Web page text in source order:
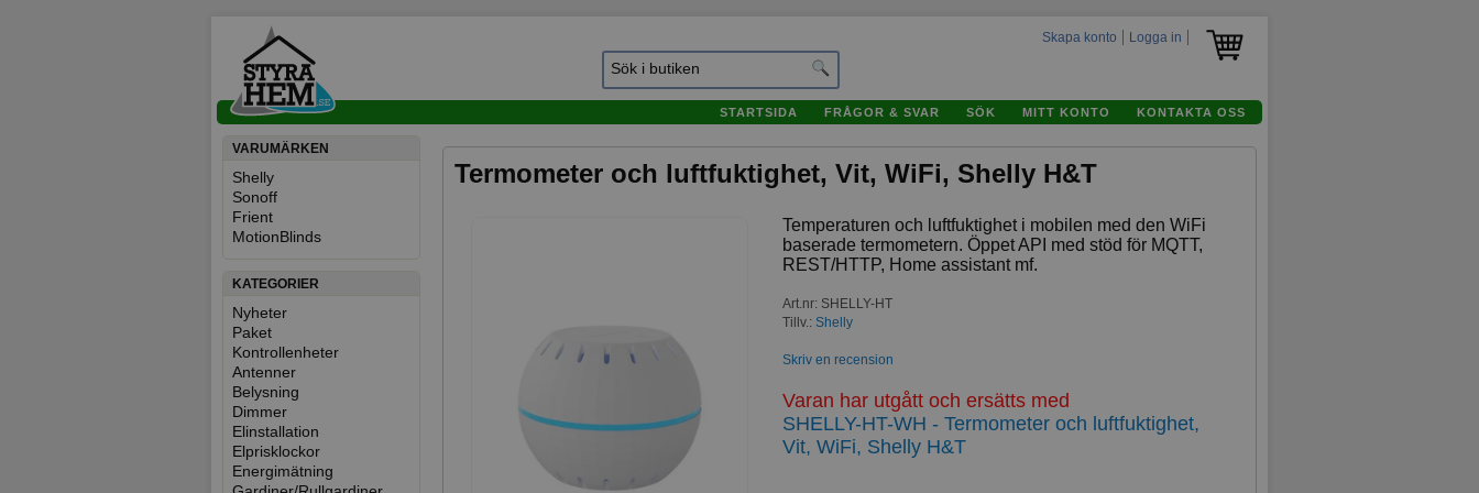
Skapa konto Logga in
STARTSIDA FRÅGOR & SVAR SÖK MITT KONTO KONTAKTA OSS
VARUMÄRKEN
Shelly
Sonoff
Frient
MotionBlinds
KATEGORIER
Nyheter
Paket
Kontrollenheter
Antenner
Belysning
Dimmer
Elinstallation
Elprisklockor
Energimätning
Termometer och luftfuktighet, Vit, WiFi, Shelly H&T
Temperaturen och luftfuktighet i mobilen med den WiFi
baserade termometern. Öppet API med stöd för MQTT,
REST/HTTP, Home assistant mf.
Art.nr: SHELLY-HT
Tillv.: Shelly
Skriv en recension
Varan har utgått och ersätts med
SHELLY-HT-WH - Termometer och luftfuktighet,
Vit, WiFi, Shelly H&T